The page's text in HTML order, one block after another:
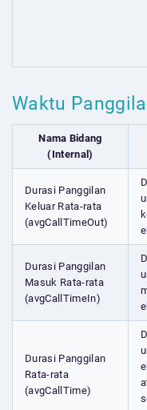
Waktu
Nama Bidang
(Internal)
Durasi Panggilan
Keluar Rata-rata
(avgCallTimeOut)
Durasi Panggilan
Masuk Rata-rata
(avgCallTimeIn)
Durasi Panggilan
Rata-rata
(avgCallTime)